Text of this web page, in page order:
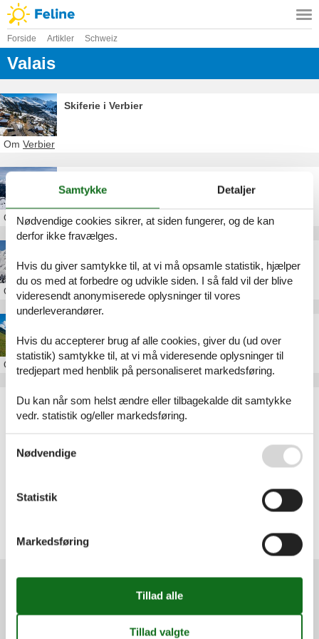
Forside Artikler Schweiz
Valais
Skiferie i Verbier
Om Verbier
OmLes Crosets
Om Haute-Nendaz
Om Valais
Artikeltyper
Alle
Geografier
Schweiz
Valais
Verbier
Samtykke Detaljer
Nødvendige cookies sikrer, at siden fungerer, og de kan
derfor ikke fravælges.
Hvis du giver samtykke til, at vi må opsamle statistik, hjælper
du os med at forbedre og udvikle siden. I så fald vil der blive
videresendt anonymiserede oplysninger til vores
underleverandører.
Hvis du accepterer brug af alle cookies, giver du (ud over
statistik) samtykke til, at vi må videresende oplysninger til
tredjepart med henblik på personaliseret markedsføring.
Du kan når som helst ændre eller tilbagekalde dit samtykke
vedr. statistik og/eller markedsføring.
Nødvendige
Statistik
Markedsføring